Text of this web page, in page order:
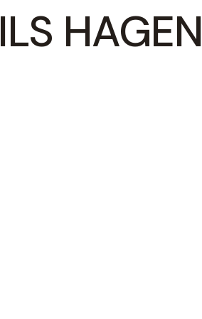
HAGEN